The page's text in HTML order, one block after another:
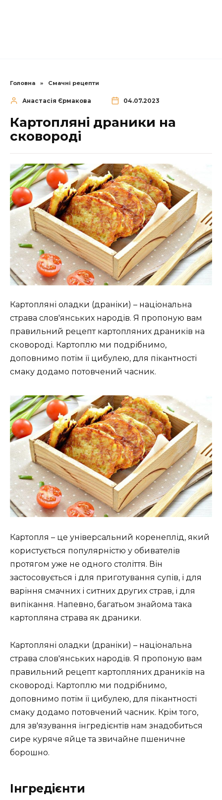
Головна » Смачні рецепти
Анастасія Єрмакова 04.07.2023
Картопляні драники на
сковороді
Картопляні оладки (драніки) – національна
страва слов'янських народів. Я пропоную вам
правильний рецепт картопляних драників на
сковороді. Картоплю ми подрібнимо,
доповнимо потім її цибулею, для пікантності
смаку додамо потовчений часник.
Картопля – це універсальний коренеплід, який
користується популярністю у обивателів
протягом уже не одного століття. Він
застосовується і для приготування супів, і для
варіння смачних і ситних других страв, і для
випікання. Напевно, багатьом знайома така
картопляна страва як драники.
Картопляні оладки (драніки) – національна
страва слов'янських народів. Я пропоную вам
правильний рецепт картопляних драників на
сковороді. Картоплю ми подрібнимо,
доповнимо потім її цибулею, для пікантності
смаку додамо потовчений часник. Крім того,
для зв'язування інгредієнтів нам знадобиться
сире куряче яйце та звичайне пшеничне
борошно.
Інгредієнти